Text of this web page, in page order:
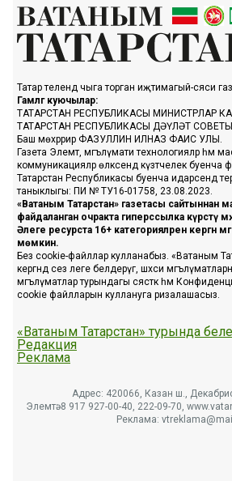
Татар телендә чыга торган иҗтимагый-сәяси
Гамәлгә куючылар:
ТАТАРСТАН РЕСПУБЛИКАСЫ МИНИСТРЛАР
ТАТАРСТАН РЕСПУБЛИКАСЫ ДӘҮЛӘТ
Баш мөхәррир ФАЗУЛЛИН ИЛНАЗ ФАИС УЛЫ.
Газета Элемтә, мәгълүмати технологияләр һәм
коммуникацияләр өлкәсендә күзәтчелек буенча
Татарстан Республикасы буенча идарәсендә
таныклыгы: ПИ № ТУ16-01758, 23.08.2023.
«Ватаным Татарстан» газетасы сайтыннан
файдаланган очракта гиперссылка күрсәтү
Әлеге ресурста 16+ категорияләренә кергән
мөмкин.
Без cookie-файллар кулланабыз. «Ватаным
кергәндә сез әлеге белдерүгә, шәхси
мәгълүматлар турындагы сәясәткә һәм
cookie файлларын куллануга ризалашасыз.
«Ватаным Татарстан» турында
Редакция
Реклама
Адрес: 420066, Казан ш.,
Элемтә: 8 917 927-00-40, 222-09-70,
Реклама: